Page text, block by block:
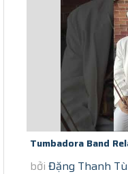
Tumbadora Band
Lockdown Mot Coi Di
bởi Đặng Thanh